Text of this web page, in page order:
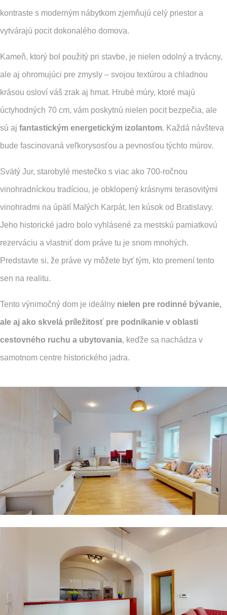
kontraste s moderným nábytkom zjemňujú celý priestor a
vytvárajú pocit dokonalého domova.
Kameň, ktorý bol použitý pri stavbe, je nielen odolný a trvácny,
ale aj ohromujúci pre zmysly – svojou textúrou a chladnou
krásou osloví váš zrak aj hmat. Hrubé múry, ktoré majú
úctyhodných 70 cm, vám poskytnú nielen pocit bezpečia, ale
sú aj fantastickým energetickým izolantom. Každá návšteva
bude fascinovaná veľkorysosťou a pevnosťou týchto múrov.
Svätý Jur, starobylé mestečko s viac ako 700-ročnou
vinohradníckou tradíciou, je obklopený krásnymi terasovitými
vinohradmi na úpätí Malých Karpát, len kúsok od Bratislavy.
Jeho historické jadro bolo vyhlásené za mestskú pamiatkovú
rezerváciu a vlastniť dom práve tu je snom mnohých.
Predstavte si, že práve vy môžete byť tým, kto premení tento
sen na realitu.
Tento výnimočný dom je ideálny nielen pre rodinné bývanie,
ale aj ako skvelá príležitosť pre podnikanie v oblasti
cestovného ruchu a ubytovania, keďže sa nachádza v
samotnom centre historického jadra.